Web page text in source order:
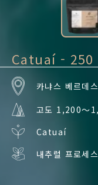
Catuaí - 250
카냐스 베르데
고도 1,200〜
Catuaí
내추럴 프로세스